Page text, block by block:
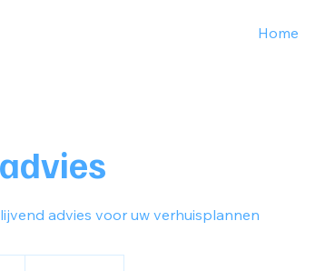
Home
advies voor uw verhuisplannen